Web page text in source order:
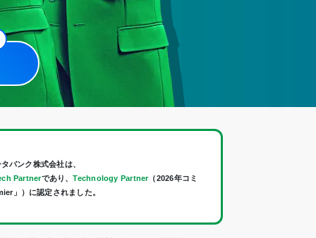
バンク株式会社は、
Partnerであり、Technology Partner（2026年コミ
」）に認定されました。